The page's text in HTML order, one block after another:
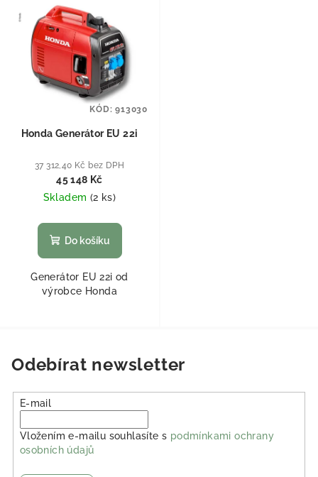
Honda Generátor EU 22i
37 312,40 Kč bez DPH
45 148 Kč
Skladem (2 ks)
Do košíku
Generátor EU 22i od
výrobce Honda
KÓD:913030
Odebírat newsletter
E-mail
Vložením e-mailu souhlasíte s podmínkami ochrany
osobních údajů